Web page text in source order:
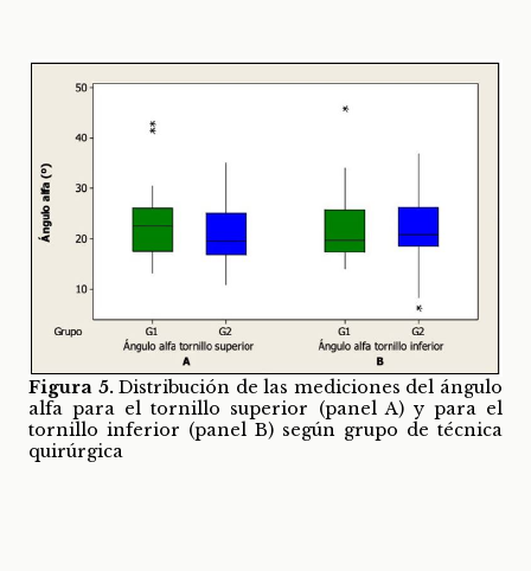
Figura 5.Distribución de las mediciones del ángulo
alfa para el tornillo superior (panel A) y para el
tornillo inferior (panel B) según grupo de técnica
quirúrgica